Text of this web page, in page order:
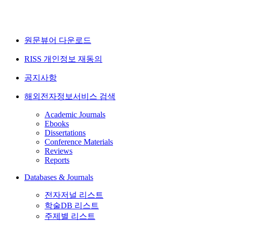
원문뷰어 다운로드
RISS 개인정보 재동의
공지사항
해외전자정보서비스 검색
Academic Journals
Ebooks
Dissertations
Conference Materials
Reviews
Reports
Databases & Journals
전자저널 리스트
학술DB 리스트
주제별 리스트